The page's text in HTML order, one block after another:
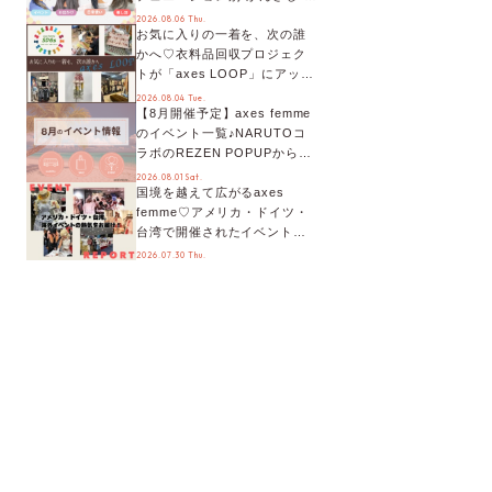
オススメ【ショップスタッフ
編集部】
2026.08.06 Thu.
お気に入りの一着を、次の誰
かへ♡衣料品回収プロジェク
トが「axes LOOP」にアップ
デート！活用するとポイント
が手に入る◎
2026.08.04 Tue.
【8月開催予定】axes femme
のイベント一覧♪NARUTOコ
ラボのREZEN POPUPから、
プチYour Stage.、ティーパー
ティまで！8月の特別なイベン
トをチェック◎
2026.08.01 Sat.
国境を越えて広がるaxes
femme♡アメリカ・ドイツ・
台湾で開催されたイベントを
お届け！美沙子さんからのコ
2026.07.30 Thu.